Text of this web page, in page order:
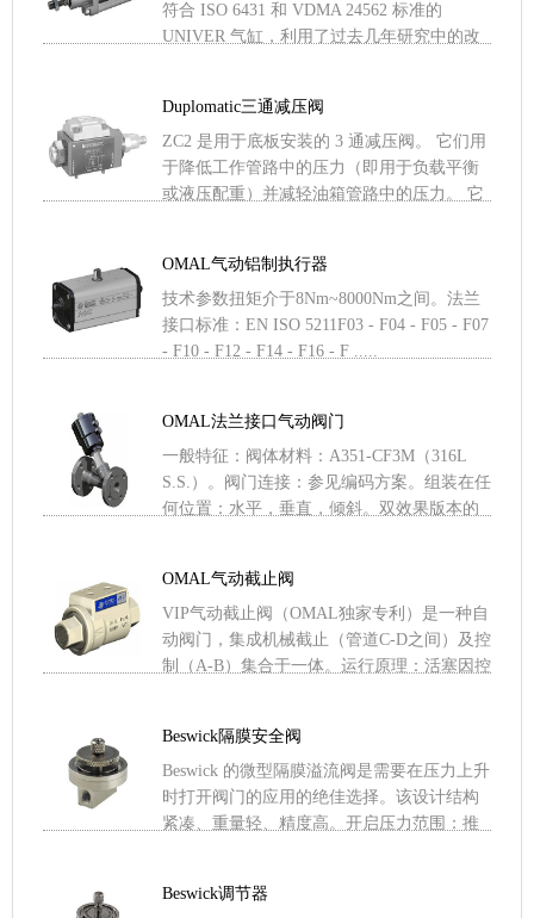
符合 ISO 6431 和 VDMA 24562 标准的
UNIVER 气缸，利用了过去几年研究中的改
Duplomatic三通减压阀
ZC2 是用于底板安装的 3 通减压阀。 它们用
于降低工作管路中的压力（即用于负载平衡
或液压配重）并减轻油箱管路中的压力。 它
OMAL气动铝制执行器
技术参数扭矩介于8Nm~8000Nm之间。法兰
接口标准：EN ISO 5211F03 - F04 - F05 - F07
- F10 - F12 - F14 - F16 - F .....
OMAL法兰接口气动阀门
一般特征：阀体材料：A351-CF3M（316L
S.S.）。阀门连接：参见编码方案。组装在任
何位置：水平，垂直，倾斜。双效果版本的
OMAL气动截止阀
VIP气动截止阀（OMAL独家专利）是一种自
动阀门，集成机械截止（管道C-D之间）及控
制（A-B）集合于一体。运行原理：活塞因控
Beswick隔膜安全阀
Beswick 的微型隔膜溢流阀是需要在压力上升
时打开阀门的应用的绝佳选择。该设计结构
紧凑、重量轻、精度高。开启压力范围：推
Beswick调节器